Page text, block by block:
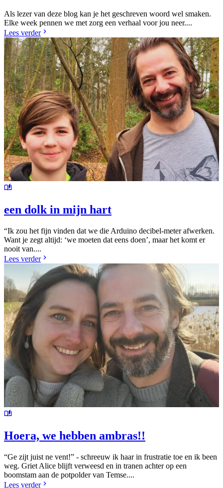
Als lezer van deze blog kan je het geschreven woord wel smaken.
Elke week pennen we met zorg een verhaal voor jou neer....
Lees verder
een dolk in mijn hart
“Ik zou het fijn vinden dat we die Arduino decibel-meter afwerken.
Want je zegt altijd: ‘we moeten dat eens doen’, maar het komt er
nooit van....
Lees verder
Hoera, we hebben ambras!!
“Ge zijt juist ne vent!” - schreeuw ik haar in frustratie toe en ik been
weg. Griet Alice blijft verweesd en in tranen achter op een
boomstam aan de potpolder van Temse....
Lees verder